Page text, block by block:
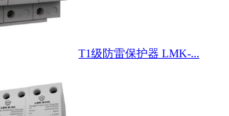
T1级防雷保护器 LMK-...